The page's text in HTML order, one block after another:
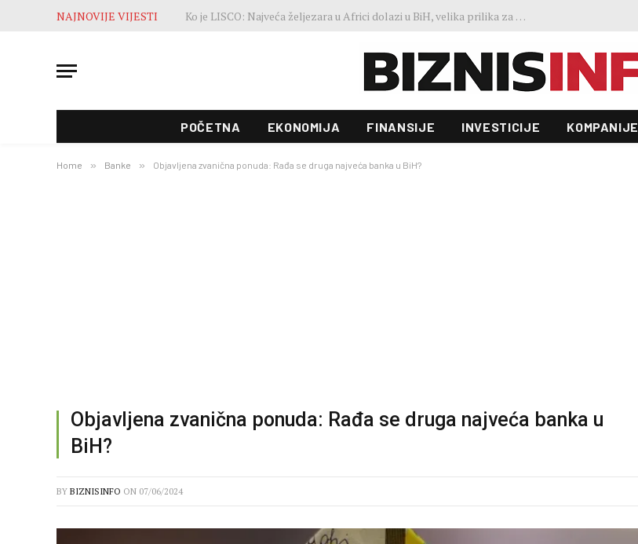
NAJNOVIJE VIJESTI Predstavljen projekt “Galeria”: Toranj od 31 sprata i investicija od 100 miliona KM, gradnja već počela
POČETNA EKONOMIJA FINANSIJE INVESTICIJE KOMPANIJE
Home » Banke » Objavljena zvanična ponuda: Rađa se druga najveća banka u BiH?
Objavljena zvanična ponuda: Rađa se druga najveća banka u
BiH?
BY BIZNISINFO ON 07/06/2024